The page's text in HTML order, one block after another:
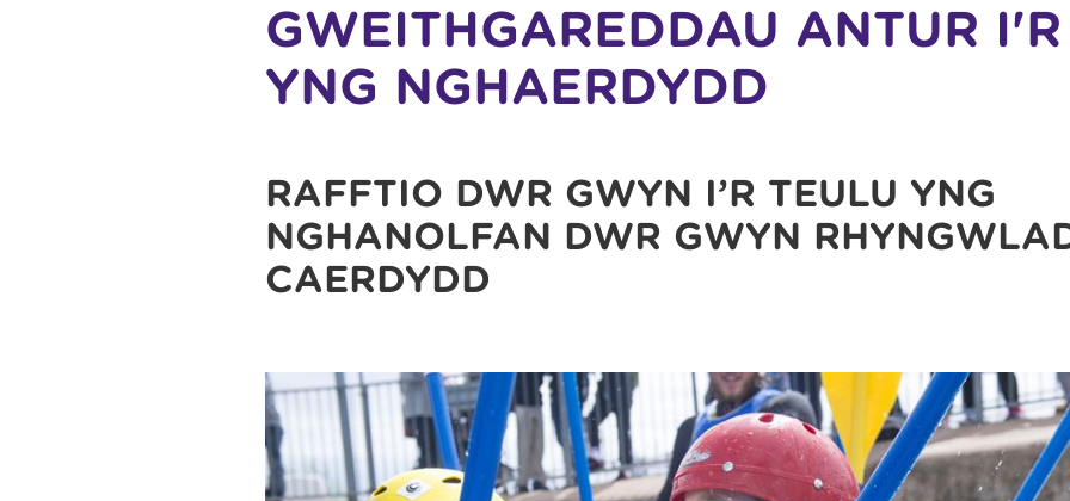
GWEITHGAREDDAU ANTUR
YNG NGHAERDYDD
RAFFTIO DŴR GWYN I’R TEULU YNG
NGHANOLFAN DŴR GWYN
CAERDYDD